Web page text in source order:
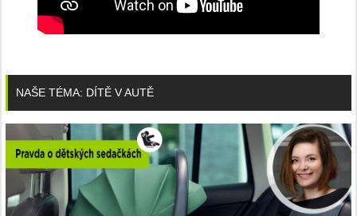
NAŠE TÉMA: DÍTĚ V AUTĚ